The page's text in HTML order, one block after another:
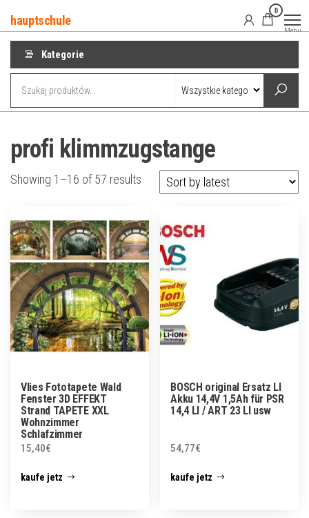
do
treści
hauptschule
0
Menu
Kategorie
profi klimmzugstange
Showing 1–16 of 57 results
Vlies Fototapete Wald
Fenster 3D EFFEKT
Strand TAPETE XXL
Wohnzimmer
Schlafzimmer
15,40€
kaufe jetz
BOSCH original Ersatz LI
Akku 14,4V 1,5Ah für PSR
14,4 LI / ART 23 LI usw
54,77€
kaufe jetz